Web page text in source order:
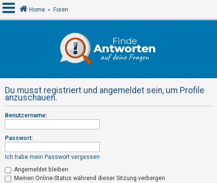
e
l
d
e
n
R
e
Home Foren
Du musst registriert und angemeldet sein, um Profile
anzuschauen.
Benutzername:
Passwort:
Ich habe mein Passwort vergessen
Angemeldet bleiben
Meinen Online-Status während dieser Sitzung verbergen